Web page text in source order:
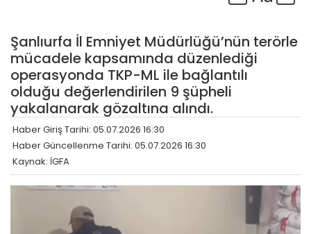
Şanlıurfa İl Emniyet Müdürlüğü’nün terörle
mücadele kapsamında düzenlediği
operasyonda TKP-ML ile bağlantılı
olduğu değerlendirilen 9 şüpheli
yakalanarak gözaltına alındı.
Haber Giriş Tarihi: 05.07.2026 16:30
Haber Güncellenme Tarihi: 05.07.2026 16:30
Kaynak: İGFA